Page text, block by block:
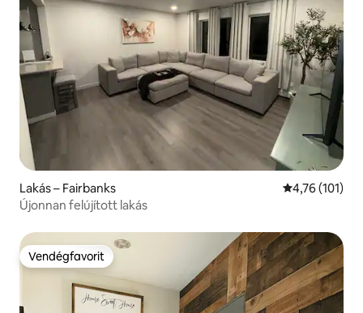
Lakás – Fairbanks Átlagos
4,76 (101)
Újonnan felújított lakás
Vendégfavorit
Vendégfavorit